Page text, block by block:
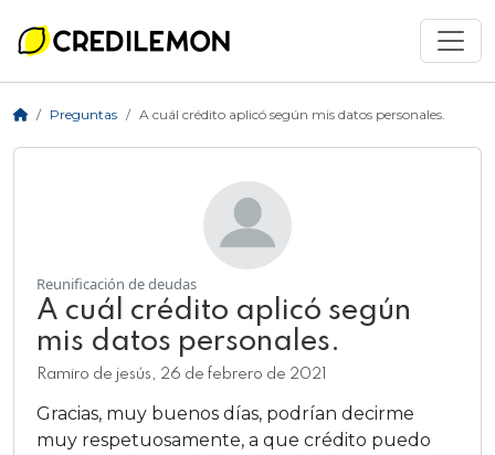
Preguntas A cuál crédito aplicó según mis datos personales.
Reunificación de deudas
A cuál crédito aplicó según
mis datos personales.
Ramiro de jesús, 26 de febrero de 2021
Gracias, muy buenos días, podrían decirme
muy respetuosamente, a que crédito puedo